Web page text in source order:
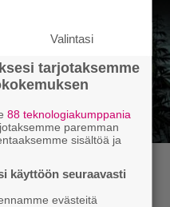
Sleep
julkaisi myös
Valintasi
tarjotaksemme
88 teknologiakumppania
paremman
sisältöä ja
käyttöön seuraavasti
evästeitä